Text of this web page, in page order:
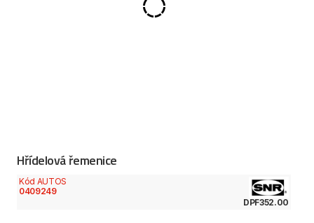
Hřídelová řemenice
Kód AUTOS
0409249
DPF352.00